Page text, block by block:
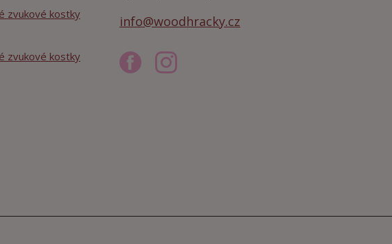
zvukové kostky
zvukové kostky
info@woodhracky.cz